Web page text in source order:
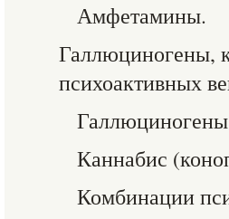
Амфетамины.
Галлюциногены,
психоактивных
Каннабис
Комбинации